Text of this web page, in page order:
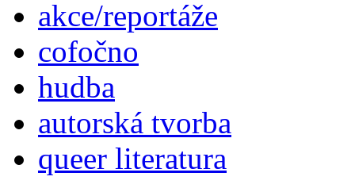
akce/reportáže
cofočno
hudba
autorská tvorba
queer literatura